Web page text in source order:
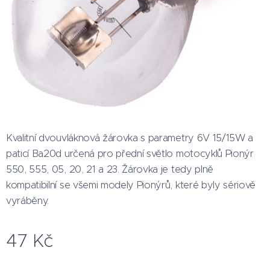
Kvalitní dvouvláknová žárovka s parametry 6V 15/15W a
paticí Ba20d určená pro přední světlo motocyklů Pionýr
550, 555, 05, 20, 21 a 23. Žárovka je tedy plně
kompatibilní se všemi modely Pionýrů, které byly sériově
vyráběny.
47 Kč